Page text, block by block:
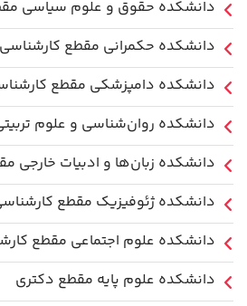
دانشکده حقوق و علوم سیاسی
دانشکده حکمرانی مقطع
دانشکده دامپزشکی مقطع
دانشکده روان‌شناسی و علوم
دانشکده زبان‌ها و ادبیات خارجی
دانشکده ژئوفیزیک مقطع
دانشکده علوم اجتماعی مقطع
دانشکده علوم پایه مقطع دکتری